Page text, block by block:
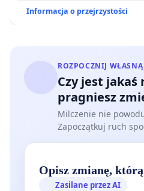
Informacja o przejrzystości
ROZPOCZNIJ WŁASNĄ
Czy jest jakaś
pragniesz
Milczenie nie
Zapoczątkuj ruch
Opisz zmianę,
Zasilane przez AI